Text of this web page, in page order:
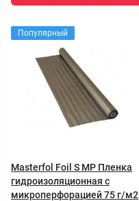
Популярный
Masterfol Foil S MP Пленка
гидроизоляционная с
микроперфорацией 75 г/м2